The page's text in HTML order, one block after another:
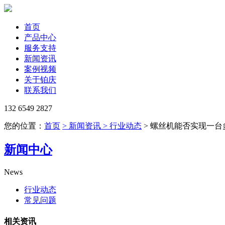
首页
产品中心
服务支持
新闻资讯
案例视频
关于铂庆
联系我们
132 6549 2827
您的位置： 首页 > 新闻资讯 > 行业动态 > 螺丝机能否实现一台
新闻中心
News
行业动态
常见问题
相关资讯